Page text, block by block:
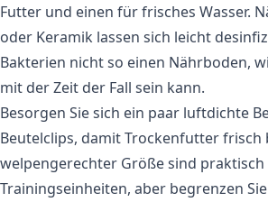
Futter und einen für frisches Wasser.
oder Keramik lassen sich leicht
Bakterien nicht so einen Nährboden,
mit der Zeit der Fall sein kann.
Besorgen Sie sich ein paar luftdichte
Beutelclips, damit Trockenfutter frisch
welpengerechter Größe sind
Trainingseinheiten, aber begrenzen